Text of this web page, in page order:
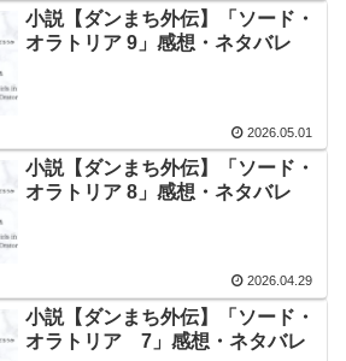
小説【ダンまち外伝】「ソード・
オラトリア 9」感想・ネタバレ
2026.05.01
小説【ダンまち外伝】「ソード・
オラトリア 8」感想・ネタバレ
2026.04.29
小説【ダンまち外伝】「ソード・
オラトリア 7」感想・ネタバレ